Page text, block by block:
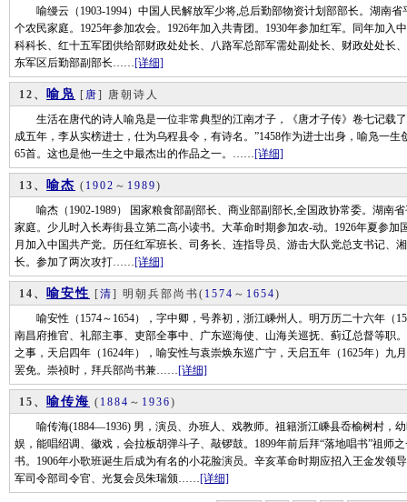
喻缦云（1903-1994）中国人民解放军少将,总后勤部物资计划部部长。湖南省
个农民家庭。1925年参加农会。1926年加入共青团。1930年参加红军。同年加
科科长、红十五军团供给部财政处处长、八路军总部军需处副处长、财政处处长
东军区后勤部副部长……[详细]
12、 喻凫 [ 唐] 唐朝诗人
生活在唐代的诗人喻凫是一位非常典型的江南才子，《唐才子传》卷七记载
成五年，李从实榜进士，仕为乌程县令，有诗名。”1458作为进士出身，喻凫一
65首。这也是他一生之中最杰出的作品之一。……[详细]
13、 喻杰 ( 1902 ～ 1989)
喻杰（1902-1989） 国家粮食部副部长、商业部副部长,全国政协常委。湖南
家庭。少儿时入长寿街县立第二高小读书。大革命时期参加农-动。1926年夏参加
月加入中国共产党。历任红军班长、司务长、连指导员、游击大队党总支书记、
长。参加了两次攻打……[详细]
14、 喻安性 [清] 明朝兵部尚书( 1574 ～ 1654)
喻安性（1574～1654），字中卿，号养初，浙江嵊州人。明万历二十六年（
南昌府推官、礼部主事、吏部全事中、广东巡海使、山海关巡抚、蓟辽总督等职
之事，天启四年（1624年），喻安性与袁崇焕东巡广宁，天启五年（1625年）九
罢免。崇祯时，拜兵部尚书兼……[详细]
15、 喻传海 ( 1884 ～ 1936)
喻传海(1884—1936) 男，演员、办班人、戏教师。祖籍浙江嵊县岙榆树村，
娱，能唱绍调、徽戏，会拉板胡弹斗子、敲锣鼓。1899年前后拜“落地唱书”祖师
书。1906年小歌班诞生后成为有名的小花脸演员。辛亥革命时期应招入王金发领
军司令部司令官、光复会员朱瑞颁……[详细]